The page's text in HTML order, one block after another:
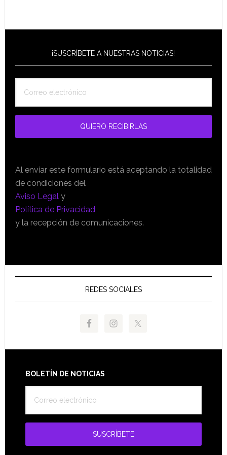
¡SUSCRÍBETE A NUESTRAS NOTICIAS!
Al enviar este formulario está aceptando la totalidad
de condiciones del
Aviso Legaly
Política de Privacidad
y la recepción de comunicaciones.
REDES SOCIALES
Footer
BOLETÍN DE NOTICIAS